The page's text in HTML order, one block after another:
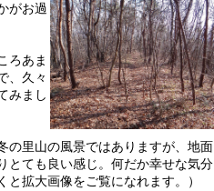
がお過
ろあま
、久々
みまし
里山の風景ではありますが、地面
とても良い感じ。何だか幸せな気分
拡大画像をご覧になれます。）